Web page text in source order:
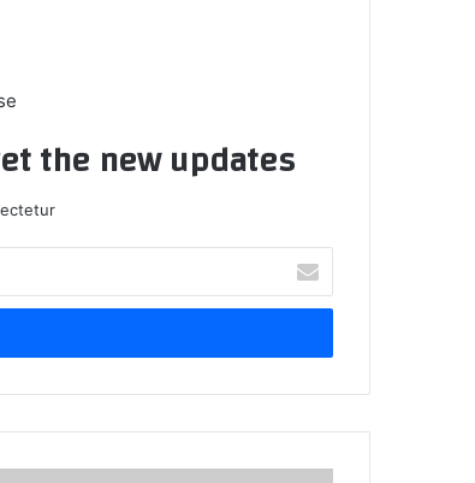
the new updates!
بريدك
الإلكتروني